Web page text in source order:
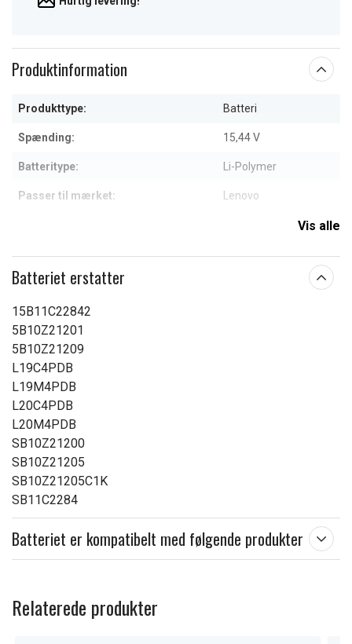
Produktinformation
Produkttype: Batteri
Spænding: 15,44 V
Batteritype: Li-Polymer
Passer til mærket: Lenovo
Vis alle
Batteriet erstatter
15B11C22842
5B10Z21201
5B10Z21209
L19C4PDB
L19M4PDB
L20C4PDB
L20M4PDB
SB10Z21200
SB10Z21205
SB10Z21205C1K
SB11C2284
Batteriet er kompatibelt med følgende produkter
Relaterede produkter